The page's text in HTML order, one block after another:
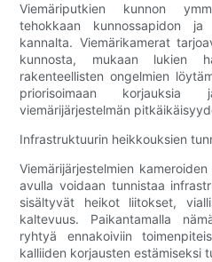
Viemäriputkien kunnon
tehokkaan kunnossapidon ja
kannalta. Viemärikamerat
kunnosta, mukaan lukien
rakenteellisten ongelmien
priorisoimaan
viemärijärjestelmän
Infrastruktuurin heikkouksien
Viemärijärjestelmien
avulla voidaan tunnistaa
sisältyvät heikot liitokset,
kaltevuus. Paikantamalla
ryhtyä ennakoiviin
kalliiden korjausten estämiseksi